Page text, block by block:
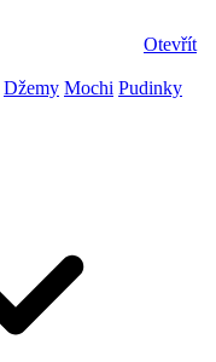
Otevřít
Džemy Mochi Pudinky